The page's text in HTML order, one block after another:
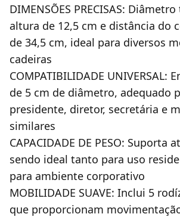
DIMENSÕES PRECISAS:
altura de 12,5 cm e distância do
de 34,5 cm, ideal para diversos
cadeiras
COMPATIBILIDADE UNIVERSAL:
de 5 cm de diâmetro, adequado
presidente, diretor, secretária e
similares
CAPACIDADE DE PESO: Suporta
sendo ideal tanto para uso
para ambiente corporativo
MOBILIDADE SUAVE: Inclui 5
que proporcionam